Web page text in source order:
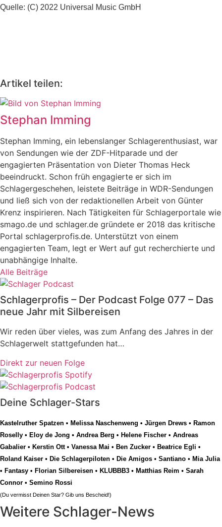
Quelle: (C) 2022 Universal Music GmbH
Artikel teilen:
Stephan Imming
Stephan Imming, ein lebenslanger Schlagerenthusiast, war
von Sendungen wie der ZDF-Hitparade und der
engagierten Präsentation von Dieter Thomas Heck
beeindruckt. Schon früh engagierte er sich im
Schlagergeschehen, leistete Beiträge in WDR-Sendungen
und ließ sich von der redaktionellen Arbeit von Günter
Krenz inspirieren. Nach Tätigkeiten für Schlagerportale wie
smago.de und schlager.de gründete er 2018 das kritische
Portal schlagerprofis.de. Unterstützt von einem
engagierten Team, legt er Wert auf gut recherchierte und
unabhängige Inhalte.
Alle Beiträge
Schlagerprofis – Der Podcast Folge 077 – Das
neue Jahr mit Silbereisen
Wir reden über vieles, was zum Anfang des Jahres in der
Schlagerwelt stattgefunden hat…
Direkt zur neuen Folge
Deine Schlager-Stars
Kastelruther Spatzen • Melissa Naschenweng • Jürgen Drews • Ramon
Roselly • Eloy de Jong • Andrea Berg • Helene Fischer • Andreas
Gabalier • Kerstin Ott• Vanessa Mai • Ben Zucker • Beatrice Egli •
Roland Kaiser • Die Schlagerpiloten • Die Amigos • Santiano • Mia Julia
• Fantasy • Florian Silbereisen • KLUBBB3 • Matthias Reim • Sarah
Connor • Semino Rossi
(Du vermisst Deinen Star? Gib uns Bescheid!)
Weitere Schlager-News